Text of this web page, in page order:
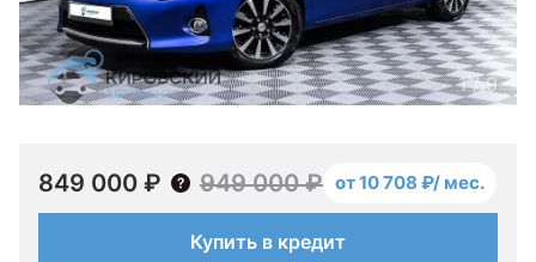
1/9
849 000 ₽ 949 000 ₽ от 10 708 ₽/ мес.
Купить в кредит